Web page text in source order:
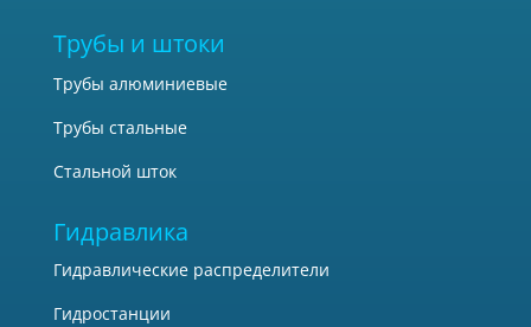
Трубы и штоки
Трубы алюминиевые
Трубы стальные
Стальной шток
Гидравлика
Гидравлические распределители
Гидростанции